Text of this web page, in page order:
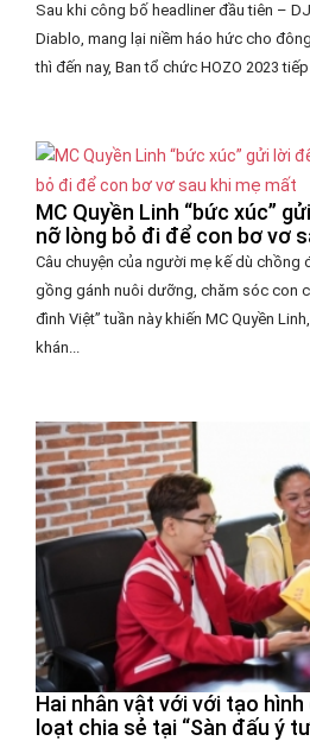
Sau khi công bố headliner đầu tiên –
Diablo, mang lại niềm háo hức cho
thì đến nay, Ban tổ chức HOZO 2023
MC Quyền Linh “bức xúc”
nỡ lòng bỏ đi để con bơ vơ
Câu chuyện của người mẹ kế dù chồng
gồng gánh nuôi dưỡng, chăm sóc con
đình Việt” tuần này khiến MC Quyền
khán...
Hai nhân vật với với tạo
loạt chia sẻ tại “Sàn đấu ý